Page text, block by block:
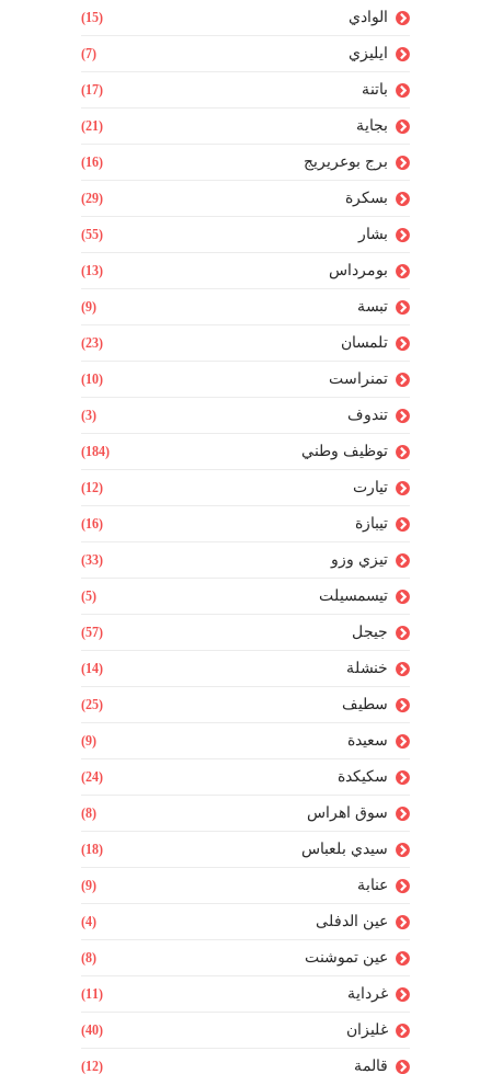
الوادي (15)
ايليزي (7)
باتنة (17)
بجاية (21)
برج بوعريريج (16)
بسكرة (29)
بشار (55)
بومرداس (13)
تبسة (9)
تلمسان (23)
تمنراست (10)
تندوف (3)
توظيف وطني (184)
تيارت (12)
تيبازة (16)
تيزي وزو (33)
تيسمسيلت (5)
جيجل (57)
خنشلة (14)
سطيف (25)
سعيدة (9)
سكيكدة (24)
سوق اهراس (8)
سيدي بلعباس (18)
عنابة (9)
عين الدفلى (4)
عين تموشنت (8)
غرداية (11)
غليزان (40)
قالمة (12)